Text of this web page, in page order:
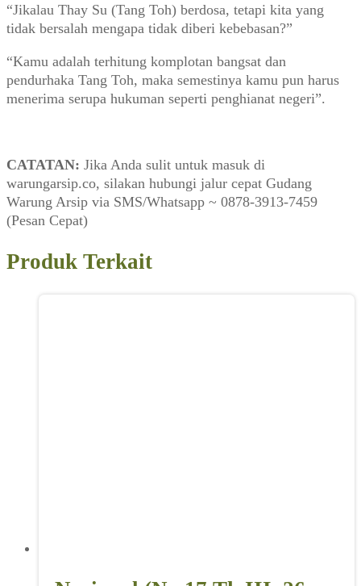
“Jikalau Thay Su (Tang Toh) berdosa, tetapi kita yang
tidak bersalah mengapa tidak diberi kebebasan?”
“Kamu adalah terhitung komplotan bangsat dan
pendurhaka Tang Toh, maka semestinya kamu pun harus
menerima serupa hukuman seperti penghianat negeri”.
CATATAN: Jika Anda sulit untuk masuk di
warungarsip.co, silakan hubungi jalur cepat Gudang
Warung Arsip via SMS/Whatsapp ~ 0878-3913-7459
(Pesan Cepat)
Produk Terkait